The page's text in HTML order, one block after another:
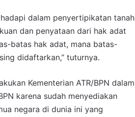
dalam penyertipikatan tanah
dan penyataan dari hak adat
batas hak adat, mana batas-
didaftarkan,” tuturnya.
Kementerian ATR/BPN dalam
karena sudah menyediakan
negara di dunia ini yang